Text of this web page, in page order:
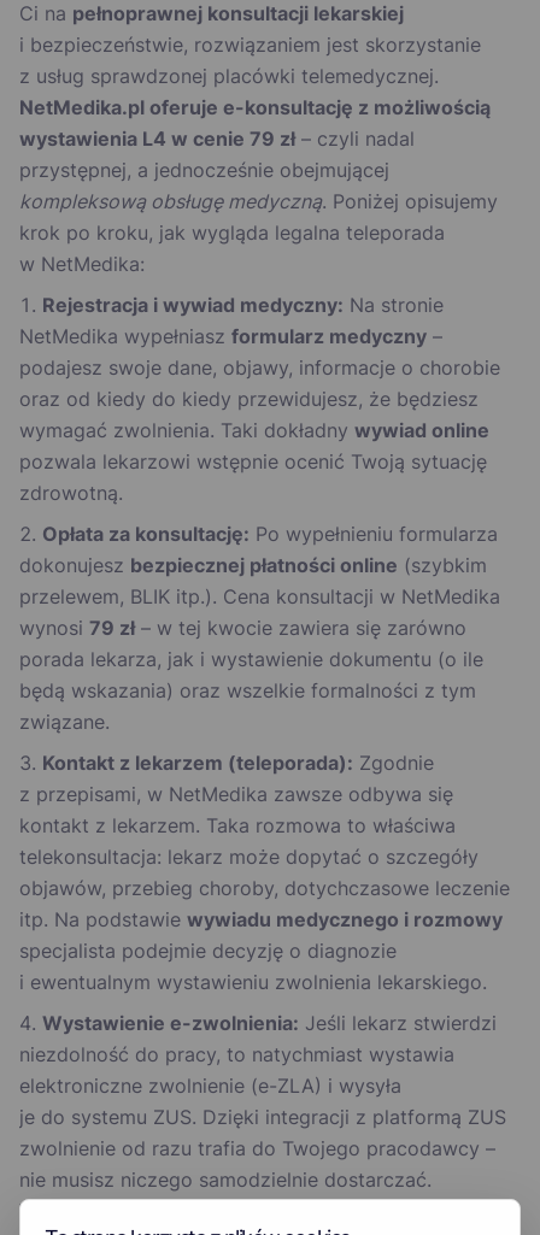
Ci na pełnoprawnej konsultacji lekarskiej
i bezpieczeństwie, rozwiązaniem jest skorzystanie
z usług sprawdzonej placówki telemedycznej.
NetMedika.pl oferuje e-konsultację z możliwością
wystawienia L4 w cenie 79 zł– czyli nadal
przystępnej, a jednocześnie obejmującej
kompleksową obsługę medyczną. Poniżej opisujemy
krok po kroku, jak wygląda legalna teleporada
w NetMedika:
Rejestracja i wywiad medyczny: Na stronie
NetMedika wypełniasz formularz medyczny –
podajesz swoje dane, objawy, informacje o chorobie
oraz od kiedy do kiedy przewidujesz, że będziesz
wymagać zwolnienia. Taki dokładny wywiad online
pozwala lekarzowi wstępnie ocenić Twoją sytuację
zdrowotną.
Opłata za konsultację: Po wypełnieniu formularza
dokonujesz bezpiecznej płatności online (szybkim
przelewem, BLIK itp.). Cena konsultacji w NetMedika
wynosi 79 zł– w tej kwocie zawiera się zarówno
porada lekarza, jak i wystawienie dokumentu (o ile
będą wskazania) oraz wszelkie formalności z tym
związane.
Kontakt z lekarzem (teleporada): Zgodnie
z przepisami, w NetMedika zawsze odbywa się
kontakt z lekarzem. Taka rozmowa to właściwa
telekonsultacja: lekarz może dopytać o szczegóły
objawów, przebieg choroby, dotychczasowe leczenie
itp. Na podstawie wywiadu medycznego i rozmowy
specjalista podejmie decyzję o diagnozie
i ewentualnym wystawieniu zwolnienia lekarskiego.
Wystawienie e-zwolnienia: Jeśli lekarz stwierdzi
niezdolność do pracy, to natychmiast wystawia
elektroniczne zwolnienie (e-ZLA) i wysyła
je do systemu ZUS. Dzięki integracji z platformą ZUS
zwolnienie od razu trafia do Twojego pracodawcy –
nie musisz niczego samodzielnie dostarczać.
Wszystko odbywa się zgodnie z oficjalnym systemem,